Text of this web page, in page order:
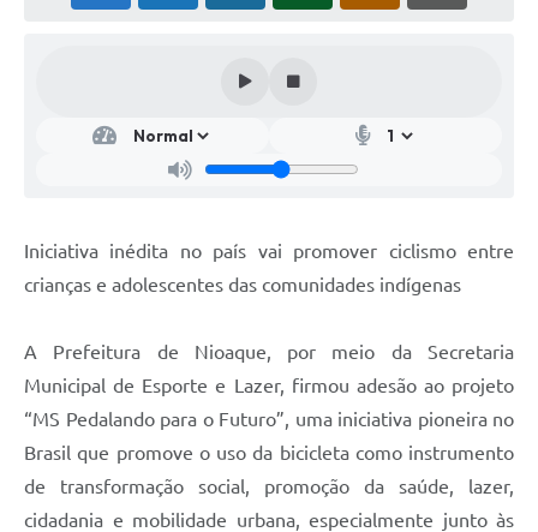
Iniciativa inédita no país vai promover ciclismo entre
crianças e adolescentes das comunidades indígenas
A Prefeitura de Nioaque, por meio da Secretaria
Municipal de Esporte e Lazer, firmou adesão ao projeto
“MS Pedalando para o Futuro”, uma iniciativa pioneira no
Brasil que promove o uso da bicicleta como instrumento
de transformação social, promoção da saúde, lazer,
cidadania e mobilidade urbana, especialmente junto às